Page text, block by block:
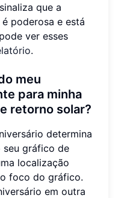
que a
poderosa e está
ver esses
.
meu
para minha
retorno solar?
determina
seu gráfico de
localização
foco do gráfico.
em outra